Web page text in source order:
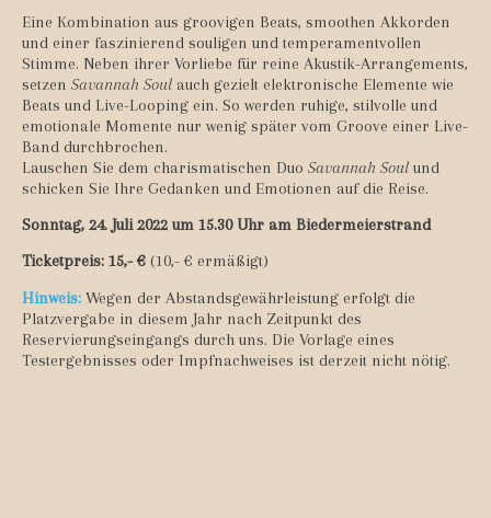
Eine Kombination aus groovigen Beats, smoothen Akkorden
und einer faszinierend souligen und temperamentvollen
Stimme. Neben ihrer Vorliebe für reine Akustik-Arrangements,
setzenSavannah Soul auch gezielt elektronische Elemente wie
Beats und Live-Looping ein. So werden ruhige, stilvolle und
emotionale Momente nur wenig später vom Groove einer Live-
Band durchbrochen.
Lauschen Sie dem charismatischen DuoSavannah Soul und
schicken Sie Ihre Gedanken und Emotionen auf die Reise.
Sonntag, 24. Juli 2022 um 15.30 Uhr am Biedermeierstrand
Ticketpreis: 15,- € (10,- € ermäßigt)
Hinweis: Wegen der Abstandsgewährleistung erfolgt die
Platzvergabe in diesem Jahr nach Zeitpunkt des
Reservierungseingangs durch uns. Die Vorlage eines
Testergebnisses oder Impfnachweises ist derzeit nicht nötig.